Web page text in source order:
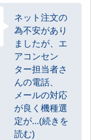
ネット注文の
為不安があり
ましたが、エ
アコンセン
ター担当者さ
んの電話、
メールの対応
が良く機種選
定が...(続きを
読む)